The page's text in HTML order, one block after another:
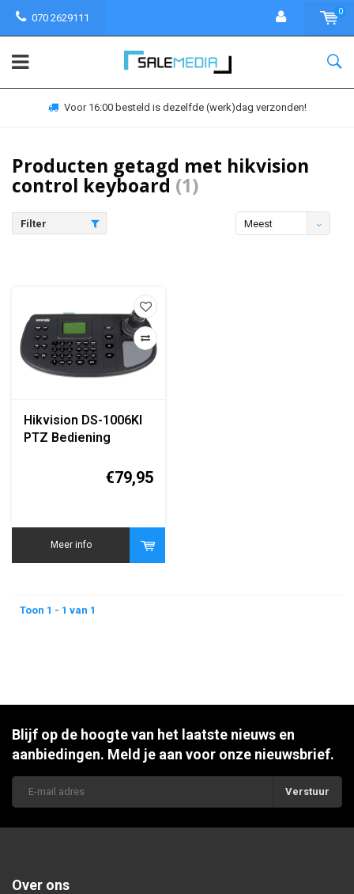
070 2629111
0
Voor 16:00 besteld is dezelfde (werk)dag verzonden!
Producten getagd met hikvision
control keyboard (1)
Filter
Meest
Hikvision DS-1006KI
PTZ Bediening
€79,95
Meer info
Toon 1 - 1 van 1
Blijf op de hoogte van het laatste nieuws en
aanbiedingen. Meld je aan voor onze nieuwsbrief.
Verstuur
Over ons